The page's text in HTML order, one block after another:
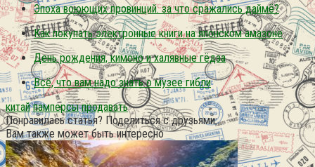
Эпоха воюющих провинций. за что сражались даймё?
Как покупать электронные книги на японском амазоне
День рождения, кимоно и халявные гёдза
Всё, что вам надо знать о музее гибли
китай памперсы продавать
Понравилась статья? Поделиться с друзьями:
Вам также может быть интересно